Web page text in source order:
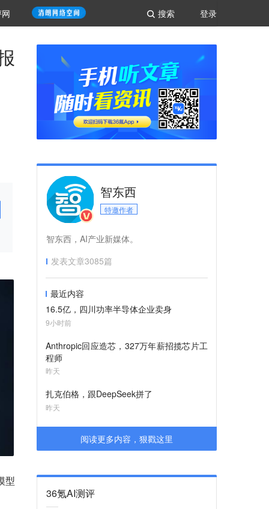
登录
搜索
型
智东西
特邀作者
智东西，AI产业新媒体。
发表文章3085篇
最近内容
16.5亿，四川功率半导体企业卖身
9小时前
Anthropic回应造芯，327万年薪招揽芯片工
程师
昨天
扎克伯格，跟DeepSeek拼了
昨天
阅读更多内容，狠戳这里
36氪AI测评